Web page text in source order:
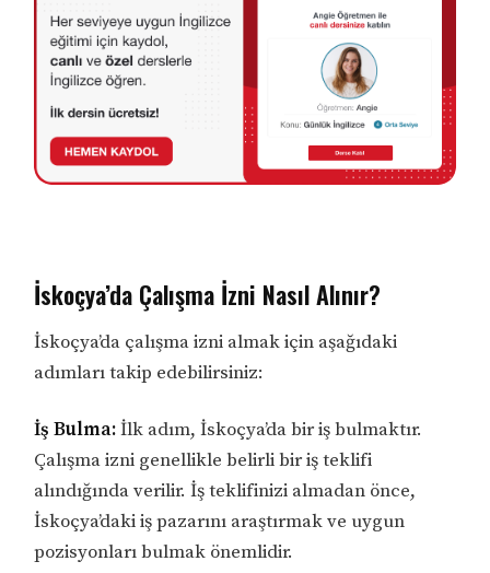
İskoçya’da Çalışma İzni Nasıl Alınır?
İskoçya’da çalışma izni almak için aşağıdaki
adımları takip edebilirsiniz:
İş Bulma:İlk adım, İskoçya’da bir iş bulmaktır.
Çalışma izni genellikle belirli bir iş teklifi
alındığında verilir. İş teklifinizi almadan önce,
İskoçya’daki iş pazarını araştırmak ve uygun
pozisyonları bulmak önemlidir.